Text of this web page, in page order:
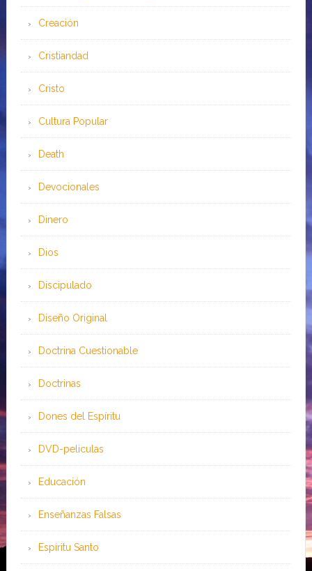
Creación
Cristiandad
Cristo
Cultura Popular
Death
Devocionales
Dinero
Dios
Discipulado
Diseño Original
Doctrina Cuestionable
Doctrinas
Dones del Espíritu
DVD-peliculas
Educación
Enseñanzas Falsas
Espíritu Santo